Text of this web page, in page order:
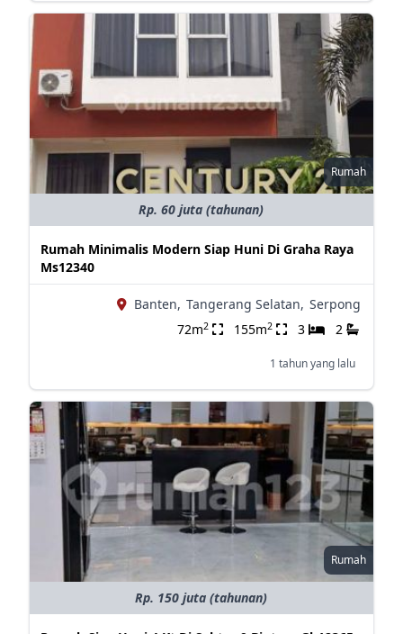
Rumah
Rp. 60 juta (tahunan)
Rumah Minimalis Modern Siap Huni Di Graha Raya
Ms12340
Banten, Tangerang Selatan, Serpong
72m2 155m2 3 2
1 tahun yang lalu
Rumah
Rp. 150 juta (tahunan)